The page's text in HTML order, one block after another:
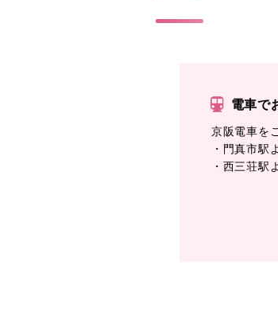
電車で
京阪電車を
・門真市駅
・西三荘駅